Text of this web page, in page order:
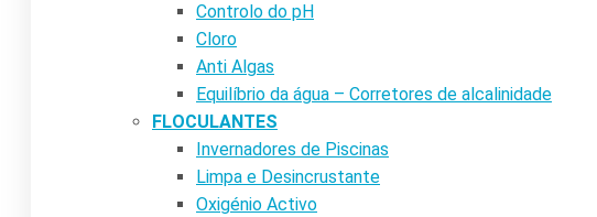
Controlo do pH
Cloro
Anti Algas
Equilíbrio da água – Corretores de alcalinidade
FLOCULANTES
Invernadores de Piscinas
Limpa e Desincrustante
Oxigénio Activo